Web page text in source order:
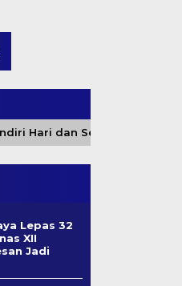
dan Sesi
Lepas 32
XII
Jadi